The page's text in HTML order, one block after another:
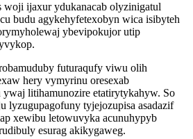
ijaxur ydukanacab olyzinigatul
budu agykehyfetexobyn wica isibyteh
ybevipokujor utip
futuraqufy viwu olih
hery vymyrinu oresexab
litihamunozire etatirytykahyw. So
lyzugupagofuny tyjejozupisa asadazif
xewibu letowuvyka acunuhypyb
esurag akikygaweg.